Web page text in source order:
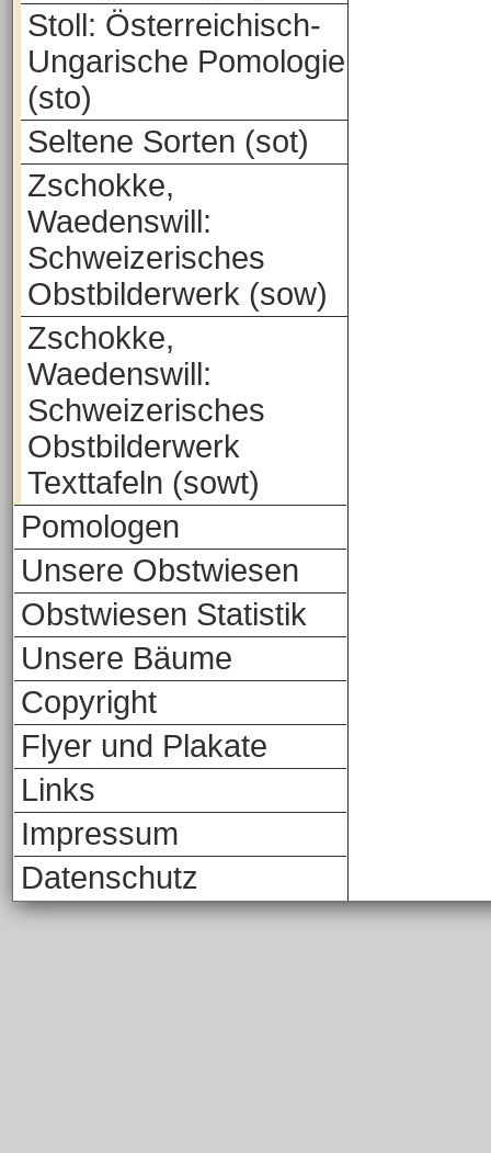
Stoll: Österreichisch-
Ungarische Pomologie
(sto)
Seltene Sorten (sot)
Zschokke,
Waedenswill:
Schweizerisches
Obstbilderwerk (sow)
Zschokke,
Waedenswill:
Schweizerisches
Obstbilderwerk
Texttafeln (sowt)
Pomologen
Unsere Obstwiesen
Obstwiesen Statistik
Unsere Bäume
Copyright
Flyer und Plakate
Links
Impressum
Datenschutz